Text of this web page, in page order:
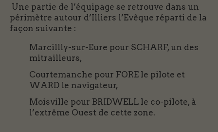
Une partie de l’équipage se retrouve dans un
périmètre autour d’Illiers l’Evêque réparti de la
façon suivante :
Marcillly-sur-Eure pour SCHARF, un des
mitrailleurs,
Courtemanche pour FORE le pilote et
WARD le navigateur,
Moisville pour BRIDWELL le co-pilote, à
l’extrême Ouest de cette zone.